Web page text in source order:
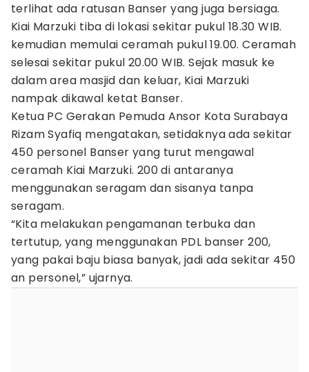
terlihat ada ratusan Banser yang juga bersiaga.
Kiai Marzuki tiba di lokasi sekitar pukul 18.30 WIB.
kemudian memulai ceramah pukul 19.00. Ceramah
selesai sekitar pukul 20.00 WIB. Sejak masuk ke
dalam area masjid dan keluar, Kiai Marzuki
nampak dikawal ketat Banser.
Ketua PC Gerakan Pemuda Ansor Kota Surabaya
Rizam Syafiq mengatakan, setidaknya ada sekitar
450 personel Banser yang turut mengawal
ceramah Kiai Marzuki. 200 di antaranya
menggunakan seragam dan sisanya tanpa
seragam.
“Kita melakukan pengamanan terbuka dan
tertutup, yang menggunakan PDL banser 200,
yang pakai baju biasa banyak, jadi ada sekitar 450
an personel,” ujarnya.